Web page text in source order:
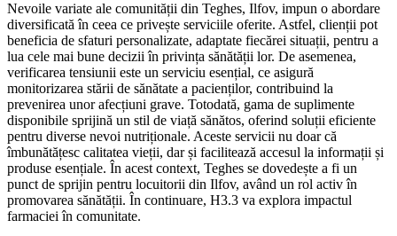
Nevoile variate ale comunității din Teghes, Ilfov, impun o abordare
diversificată în ceea ce privește serviciile oferite. Astfel, clienții pot
beneficia de sfaturi personalizate, adaptate fiecărei situații, pentru a
lua cele mai bune decizii în privința sănătății lor. De asemenea,
verificarea tensiunii este un serviciu esențial, ce asigură
monitorizarea stării de sănătate a pacienților, contribuind la
prevenirea unor afecțiuni grave. Totodată, gama de suplimente
disponibile sprijină un stil de viață sănătos, oferind soluții eficiente
pentru diverse nevoi nutriționale. Aceste servicii nu doar că
îmbunătățesc calitatea vieții, dar și facilitează accesul la informații și
produse esențiale. În acest context, Teghes se dovedește a fi un
punct de sprijin pentru locuitorii din Ilfov, având un rol activ în
promovarea sănătății. În continuare, H3.3 va explora impactul
farmaciei în comunitate.